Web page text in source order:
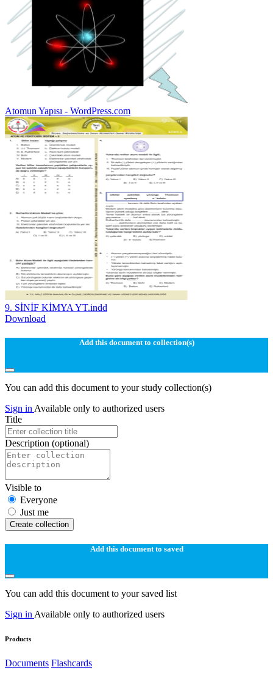
Atomun Yapısı - WordPress.com
9. SİNİF KİMYA YT.indd
Download
Add this document to collection(s)
You can add this document to your study collection(s)
Sign in Available only to authorized users
Title
Description (optional)
Visible to
Everyone
Just me
Create collection
Add this document to saved
You can add this document to your saved list
Sign in Available only to authorized users
Products
Documents Flashcards